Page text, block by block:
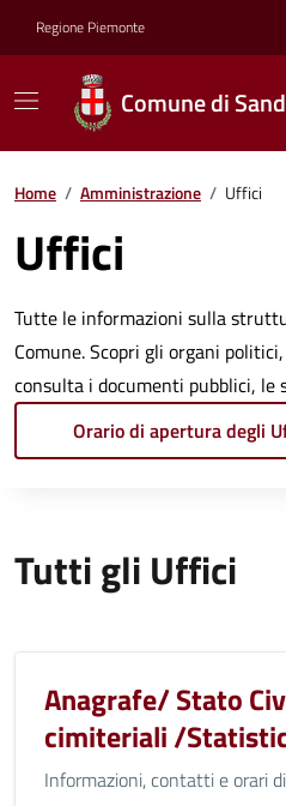
Regione Piemonte
Comune di
Home / Amministrazione / Uffici
Uffici
Tutte le informazioni sulla
Comune. Scopri gli organi
consulta i documenti pubblici, le
Orario di apertura degli
Tutti gli Uffici
Anagrafe/ Stato
cimiteriali /
Informazioni, contatti e orari